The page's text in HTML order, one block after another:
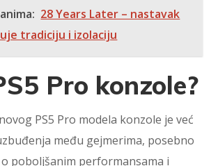
28 Years Later – nastavak
tradiciju i izolaciju
Pro konzole?
PS5 Pro modela konzole je već
među gejmerima, posebno
poboljšanim performansama i